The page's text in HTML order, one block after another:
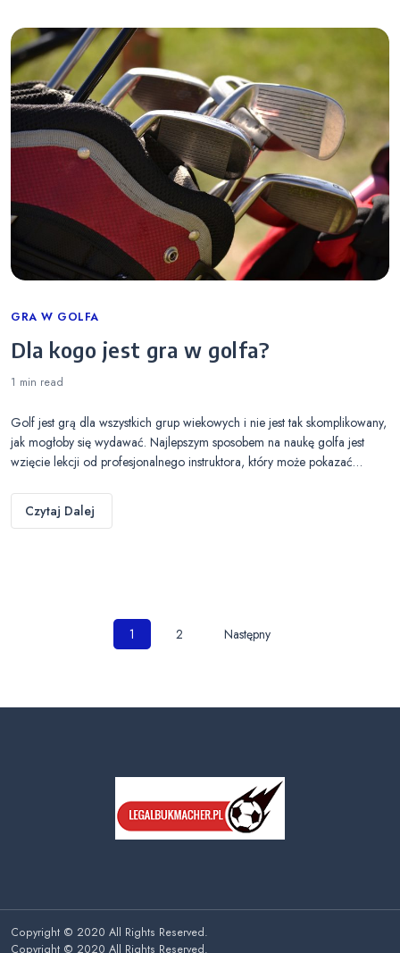
Categories
GRA W GOLFA
Dla kogo jest gra w golfa?
1 min read
Golf jest grą dla wszystkich grup wiekowych i nie jest tak skomplikowany,
jak mogłoby się wydawać. Najlepszym sposobem na naukę golfa jest
wzięcie lekcji od profesjonalnego instruktora, który może pokazać…
Czytaj Dalej
Nawigacja
1 2 Następny
Copyright © 2020 All Rights Reserved.
Copyright © 2020 All Rights Reserved.